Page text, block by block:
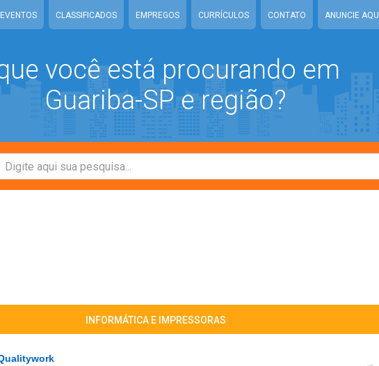
EVENTOS CLASSIFICADOS EMPREGOS CURRÍCULOS CONTATO ANUNCIE AQUI
você está procurando em
Guariba-SP e região?
INFORMÁTICA E IMPRESSORAS